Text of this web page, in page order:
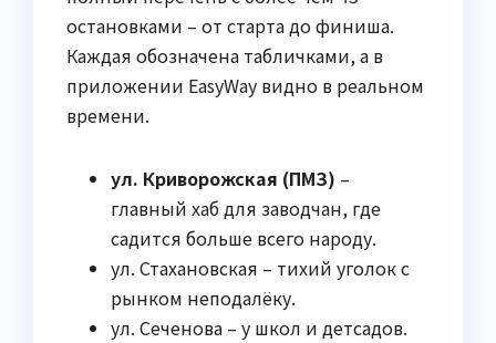
остановками – от старта до финиша.
Каждая обозначена табличками, а в
приложении EasyWay видно в реальном
времени.
ул. Криворожская (ПМЗ) –
главный хаб для заводчан, где
садится больше всего народу.
ул. Стахановская – тихий уголок с
рынком неподалёку.
ул. Сеченова – у школ и детсадов.